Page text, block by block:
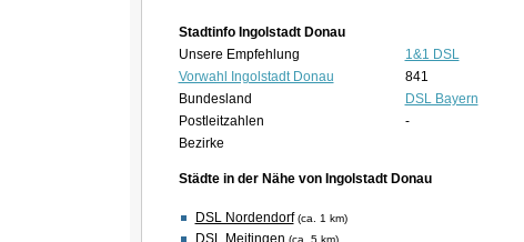
Stadtinfo Ingolstadt Donau
Unsere Empfehlung
1&1 DSL
Vorwahl Ingolstadt Donau
841
Bundesland
DSL Bayern
Postleitzahlen
-
Bezirke
Städte in der Nähe von Ingolstadt Donau
DSL Nordendorf (ca. 1 km)
DSL Meitingen (ca. 5 km)